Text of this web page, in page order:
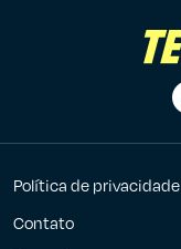
Política de privacidade
Contato